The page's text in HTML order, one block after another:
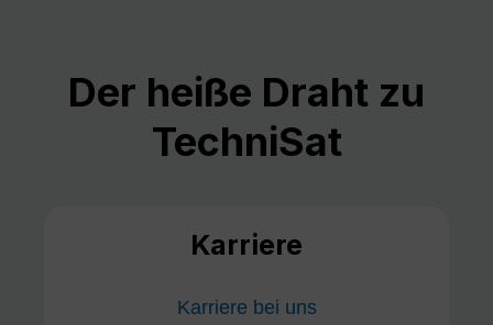
Der heiße Draht zu
TechniSat
Karriere
Karriere bei uns